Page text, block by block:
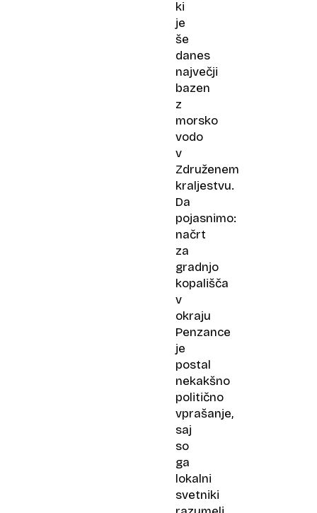
ki
je
še
danes
največji
bazen
z
morsko
vodo
v
Združenem
kraljestvu.
Da
pojasnimo:
načrt
za
gradnjo
kopališča
v
okraju
Penzance
je
postal
nekakšno
politično
vprašanje,
saj
so
ga
lokalni
svetniki